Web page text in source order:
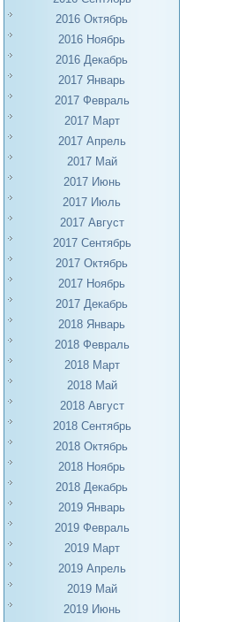
2016 Октябрь
2016 Ноябрь
2016 Декабрь
2017 Январь
2017 Февраль
2017 Март
2017 Апрель
2017 Май
2017 Июнь
2017 Июль
2017 Август
2017 Сентябрь
2017 Октябрь
2017 Ноябрь
2017 Декабрь
2018 Январь
2018 Февраль
2018 Март
2018 Май
2018 Август
2018 Сентябрь
2018 Октябрь
2018 Ноябрь
2018 Декабрь
2019 Январь
2019 Февраль
2019 Март
2019 Апрель
2019 Май
2019 Июнь